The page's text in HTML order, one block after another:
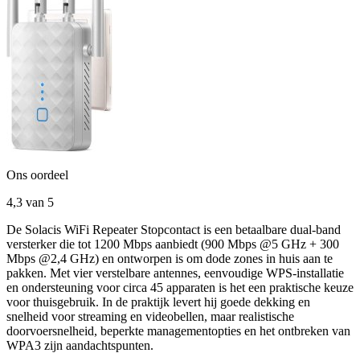
Ons oordeel
4,3 van 5
De Solacis WiFi Repeater Stopcontact is een betaalbare dual-band
versterker die tot 1200 Mbps aanbiedt (900 Mbps @5 GHz + 300
Mbps @2,4 GHz) en ontworpen is om dode zones in huis aan te
pakken. Met vier verstelbare antennes, eenvoudige WPS-installatie
en ondersteuning voor circa 45 apparaten is het een praktische keuze
voor thuisgebruik. In de praktijk levert hij goede dekking en
snelheid voor streaming en videobellen, maar realistische
doorvoersnelheid, beperkte managementopties en het ontbreken van
WPA3 zijn aandachtspunten.